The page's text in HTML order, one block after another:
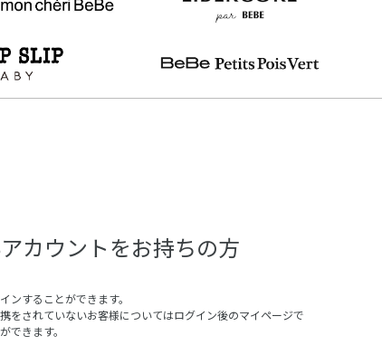
カウントをお持ちの方
ンすることができます。
をされていないお客様についてはログイン後のマイページで
できます。